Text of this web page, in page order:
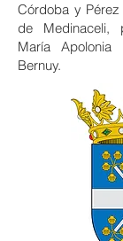
Córdoba y
de Medinaceli,
María
Bernuy.